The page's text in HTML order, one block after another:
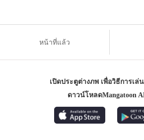
หน้าที่แล้ว
เปิดประตูต่างภพ เพื่อวิธีการเล่
ดาวน์โหลดMangatoon